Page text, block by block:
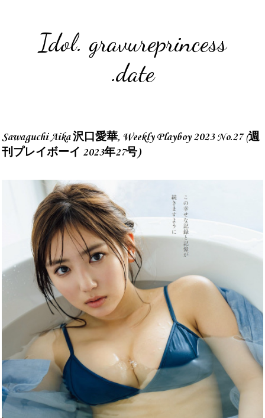
Idol. gravureprincess
.date
Sawaguchi Aika 沢口愛華, Weekly Playboy 2023 No.27 (週
刊プレイボーイ 2023年27号)